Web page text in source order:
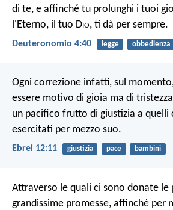
di te, e affinché tu prolunghi i tuoi
l'Eterno, il tuo Dio, ti dà per sempre.
Deuteronomio 4:40 legge obbedienza
Ogni correzione infatti, sul
essere motivo di gioia ma di
un pacifico frutto di giustizia a quelli
esercitati per mezzo suo.
Ebrei 12:11 giustizia pace bambini
Attraverso le quali ci sono donate le
grandissime promesse, affinché per